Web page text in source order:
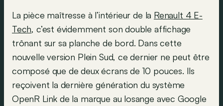
La pièce maîtresse à l’intérieur de la Renault 4 E-
Tech, c’est évidemment son double affichage
trônant sur sa planche de bord. Dans cette
nouvelle version Plein Sud, ce dernier ne peut être
composé que de deux écrans de 10 pouces. Ils
reçoivent la dernière génération du système
OpenR Link de la marque au losange avec Google